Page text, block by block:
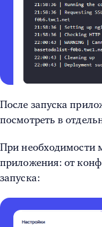
После запуска
посмотреть в
При необходимости
приложения: от
запуска: